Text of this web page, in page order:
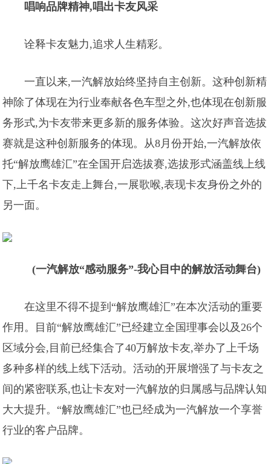
唱响品牌精神,唱出卡友风采
诠释卡友魅力,追求人生精彩。
一直以来,一汽解放始终坚持自主创新。这种创新精
神除了体现在为行业奉献各色车型之外,也体现在创新服
务形式,为卡友带来更多新的服务体验。这次好声音选拔
赛就是这种创新服务的体现。从8月份开始,一汽解放依
托“解放鹰雄汇”在全国开启选拔赛,选拔形式涵盖线上线
下,上千名卡友走上舞台,一展歌喉,表现卡友身份之外的
另一面。
(一汽解放“感动服务”-我心目中的解放活动舞台)
在这里不得不提到“解放鹰雄汇”在本次活动的重要
作用。目前“解放鹰雄汇”已经建立全国理事会以及26个
区域分会,目前已经集合了40万解放卡友,举办了上千场
多种多样的线上线下活动。活动的开展增强了与卡友之
间的紧密联系,也让卡友对一汽解放的归属感与品牌认知
大大提升。“解放鹰雄汇”也已经成为一汽解放一个享誉
行业的客户品牌。